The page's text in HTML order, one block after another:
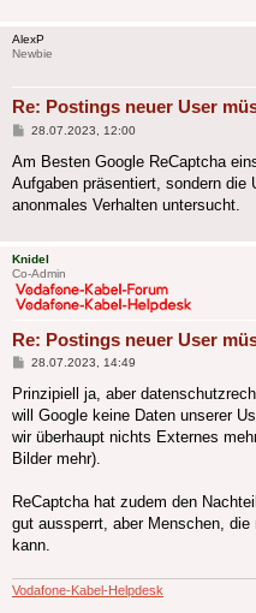
AlexP
Newbie
Re: Postings neuer User
Beitrag
28.07.2023, 12:00
Am Besten Google ReCaptcha
Aufgaben präsentiert, sondern
anonmales Verhalten untersucht.
Knidel
Co-Admin
Re: Postings neuer User
Beitrag
28.07.2023, 14:49
Prinzipiell ja, aber
will Google keine Daten unserer
wir überhaupt nichts Externes
Bilder mehr).
ReCaptcha hat zudem den
gut aussperrt, aber Menschen,
kann.
Vodafone-Kabel-Helpdesk